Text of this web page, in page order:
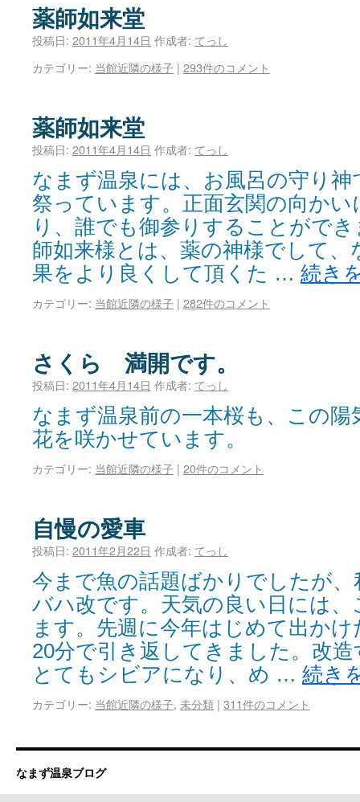
薬師如来堂
投稿日: 2011年4月14日 作成者: てっし
カテゴリー: 当館近隣の様子 | 293件のコメント
薬師如来堂
投稿日: 2011年4月14日 作成者: てっし
なまず温泉には、お風呂の守り
祭っています。正面玄関の向かい
り、誰でも御参りすることがで
師如来様とは、薬の神様でして、
果をより良くして頂くた … 続き
カテゴリー: 当館近隣の様子 | 282件のコメント
さくら 満開です。
投稿日: 2011年4月14日 作成者: てっし
なまず温泉前の一本桜も、この
花を咲かせています。
カテゴリー: 当館近隣の様子 | 20件のコメント
自慢の愛車
投稿日: 2011年2月22日 作成者: てっし
今まで魚の話題ばかりでしたが
バハ改です。天気の良い日には
ます。先週に今年はじめて出か
20分で引き返してきました。改
とてもシビアになり、め … 続き
カテゴリー: 当館近隣の様子, 未分類 | 311件のコメント
なまず温泉ブログ